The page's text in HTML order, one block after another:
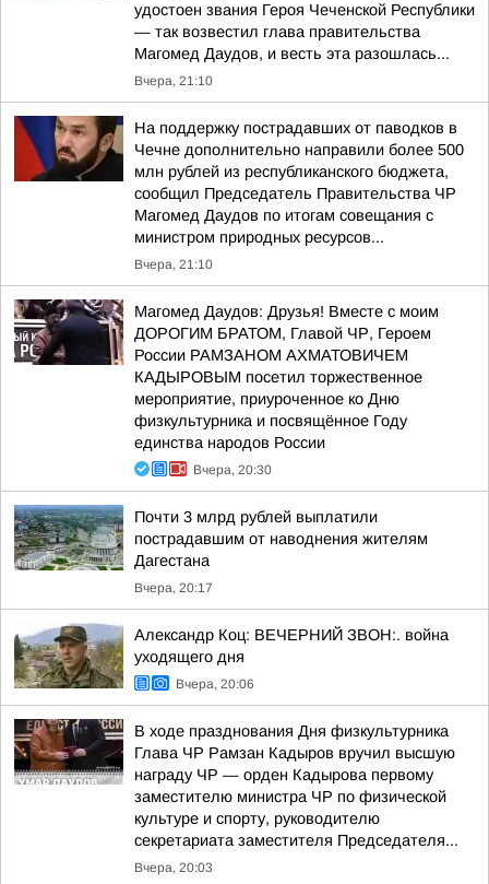
удостоен звания Героя Чеченской Республики
— так возвестил глава правительства
Магомед Даудов, и весть эта разошлась...
Вчера, 21:10
На поддержку пострадавших от паводков в
Чечне дополнительно направили более 500
млн рублей из республиканского бюджета,
сообщил Председатель Правительства ЧР
Магомед Даудов по итогам совещания с
министром природных ресурсов...
Вчера, 21:10
Магомед Даудов: Друзья! Вместе с моим
ДОРОГИМ БРАТОМ, Главой ЧР, Героем
России РАМЗАНОМ АХМАТОВИЧЕМ
КАДЫРОВЫМ посетил торжественное
мероприятие, приуроченное ко Дню
физкультурника и посвящённое Году
единства народов России
Вчера, 20:30
Почти 3 млрд рублей выплатили
пострадавшим от наводнения жителям
Дагестана
Вчера, 20:17
Александр Коц: ВЕЧЕРНИЙ ЗВОН:. война
уходящего дня
Вчера, 20:06
В ходе празднования Дня физкультурника
Глава ЧР Рамзан Кадыров вручил высшую
награду ЧР — орден Кадырова первому
заместителю министра ЧР по физической
культуре и спорту, руководителю
секретариата заместителя Председателя...
Вчера, 20:03